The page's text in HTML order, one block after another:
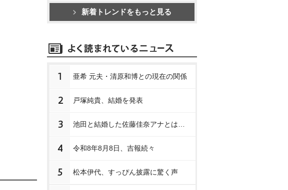
新着トレンドをもっと見る
1 亜希 元夫・清原和博との現在の関係
2 戸塚純貴、結婚を発表
3 池田と結婚した佐藤佳奈アナとは…
4 令和8年8月8日、吉報続々
5 松本伊代、すっぴん披露に驚く声